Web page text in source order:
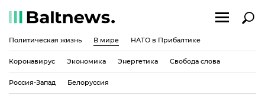
Политическая жизнь В мире НАТО в Прибалтике
Коронавирус Экономика Энергетика Свобода слова
Россия-Запад Белоруссия